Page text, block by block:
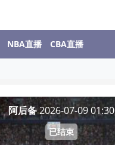
NBA直播 CBA直播
阿后备2026-07-09 01:30
已结束